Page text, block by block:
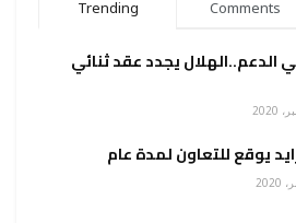
Trending Comments
الدعم..الهلال يجدد عقد ثنائي
يوقع للتعاون لمدة عام